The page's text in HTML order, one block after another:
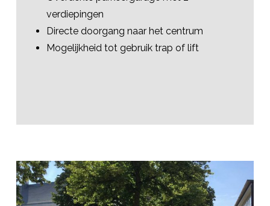
verdiepingen
Directe doorgang naar het centrum
Mogelijkheid tot gebruik trap of lift